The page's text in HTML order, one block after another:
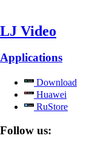
LJ Video
Applications
Download
Huawei
RuStore
Follow us: